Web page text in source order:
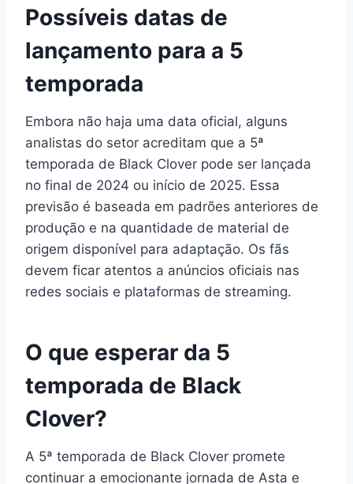
Possíveis datas de
lançamento para a 5
temporada
Embora não haja uma data oficial, alguns
analistas do setor acreditam que a 5ª
temporada de Black Clover pode ser lançada
no final de 2024 ou início de 2025. Essa
previsão é baseada em padrões anteriores de
produção e na quantidade de material de
origem disponível para adaptação. Os fãs
devem ficar atentos a anúncios oficiais nas
redes sociais e plataformas de streaming.
O que esperar da 5
temporada de Black
Clover?
A 5ª temporada de Black Clover promete
continuar a emocionante jornada de Asta e